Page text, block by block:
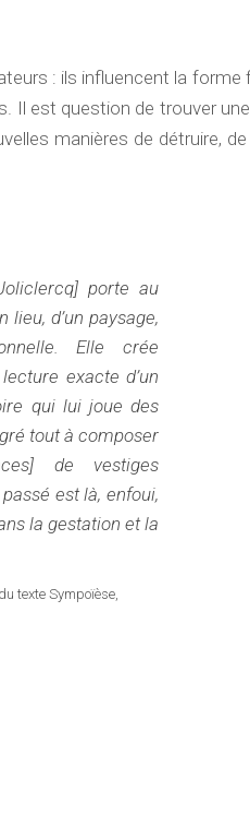
: ils influencent la
est question de trouver
manières de détruire,
porte au
lieu, d’un paysage,
Elle crée
exacte d’un
qui lui joue des
tout à composer
de vestiges
est là, enfoui,
la gestation et la
texte Sympoïèse,